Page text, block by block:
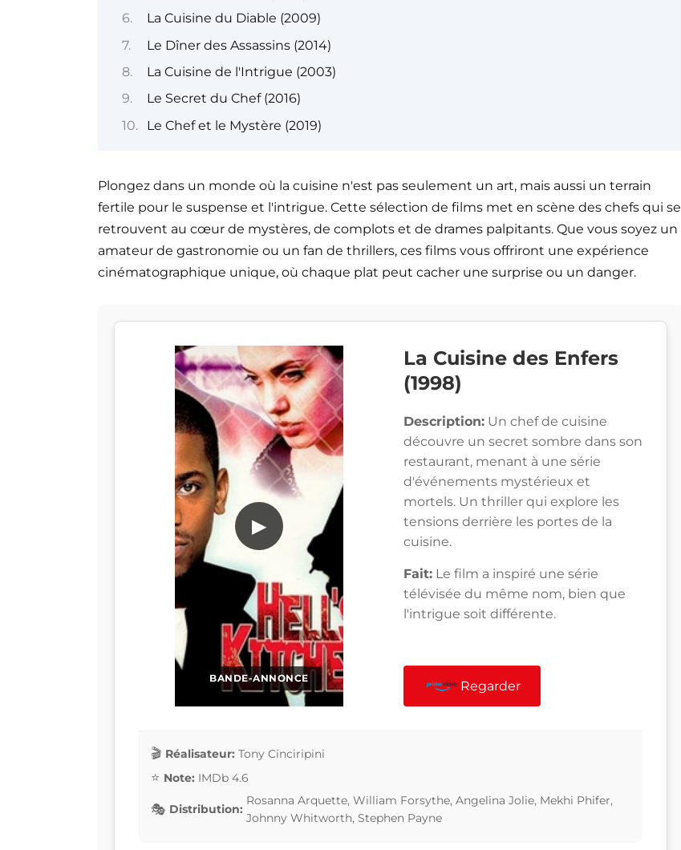
La Cuisine du Diable (2009)
Le Dîner des Assassins (2014)
La Cuisine de l'Intrigue (2003)
Le Secret du Chef (2016)
Le Chef et le Mystère (2019)
Plongez dans un monde où la cuisine n'est pas seulement un art, mais aussi un terrain
fertile pour le suspense et l'intrigue. Cette sélection de films met en scène des chefs qui se
retrouvent au cœur de mystères, de complots et de drames palpitants. Que vous soyez un
amateur de gastronomie ou un fan de thrillers, ces films vous offriront une expérience
cinématographique unique, où chaque plat peut cacher une surprise ou un danger.
BANDE-ANNONCE
▶
La Cuisine des Enfers
(1998)
Description: Un chef de cuisine
découvre un secret sombre dans son
restaurant, menant à une série
d'événements mystérieux et
mortels. Un thriller qui explore les
tensions derrière les portes de la
cuisine.
Fait: Le film a inspiré une série
télévisée du même nom, bien que
l'intrigue soit différente.
Regarder
Réalisateur: Tony Cinciripini
Note: IMDb 4.6
Distribution:
Rosanna Arquette, William Forsythe, Angelina Jolie, Mekhi Phifer,
Johnny Whitworth, Stephen Payne